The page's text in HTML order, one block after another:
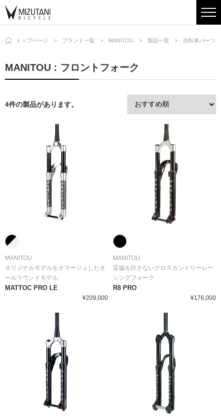
トップページ ブランド一覧 MANITOU 製品一覧 自転車パーツ
MANITOU : フロントフォーク
4件の製品があります。
MANITOU
オリジナルモデルをオマージュしたオ
ールラウンドモデル
MATTOC PRO LE
¥209,000
MANITOU
妥協を許さないクロスカントリーレー
シングフォーク
R8 PRO
¥176,000